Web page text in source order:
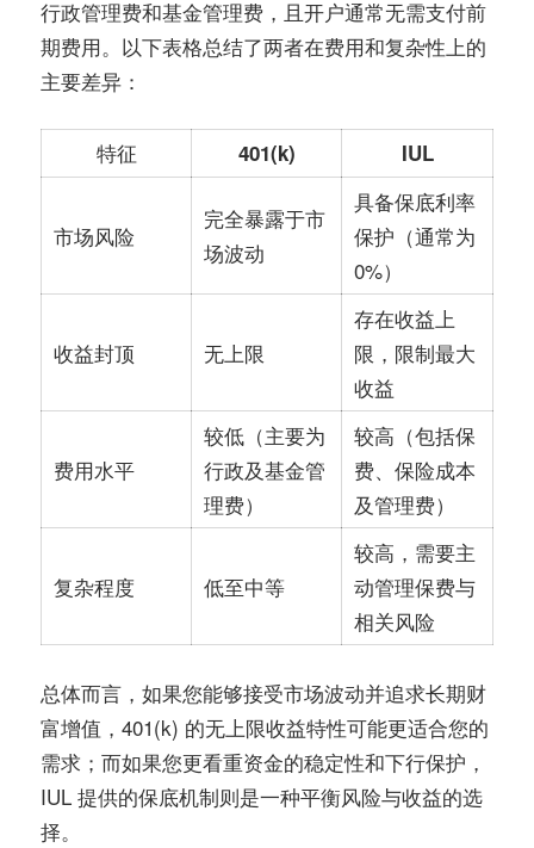
行政管理费和基金管理费，且开户通常无需支付前
期费用。以下表格总结了两者在费用和复杂性上的
主要差异：
特征 401(k) IUL
市场风险
完全暴露于市
场波动
具备保底利率
保护（通常为
0%）
收益封顶 无上限
存在收益上
限，限制最大
收益
费用水平
较低（主要为
行政及基金管
理费）
较高（包括保
费、保险成本
及管理费）
复杂程度 低至中等
较高，需要主
动管理保费与
相关风险
总体而言，如果您能够接受市场波动并追求长期财
富增值，401(k) 的无上限收益特性可能更适合您的
需求；而如果您更看重资金的稳定性和下行保护，
IUL 提供的保底机制则是一种平衡风险与收益的选
择。